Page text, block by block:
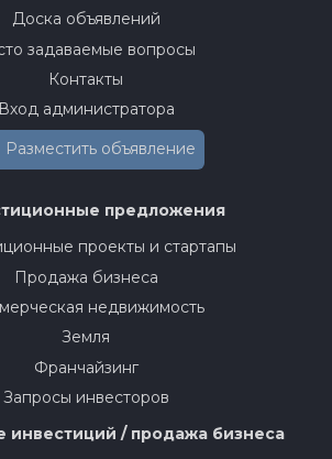
Доска объявлений
задаваемые вопросы
Контакты
Вход администратора
Разместить объявление
предложения
проекты и стартапы
Продажа бизнеса
недвижимость
Земля
Франчайзинг
Запросы инвесторов
инвестиций / продажа бизнеса